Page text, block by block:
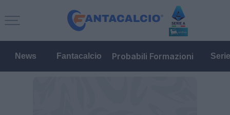
News Fantacalcio Probabili Formazioni